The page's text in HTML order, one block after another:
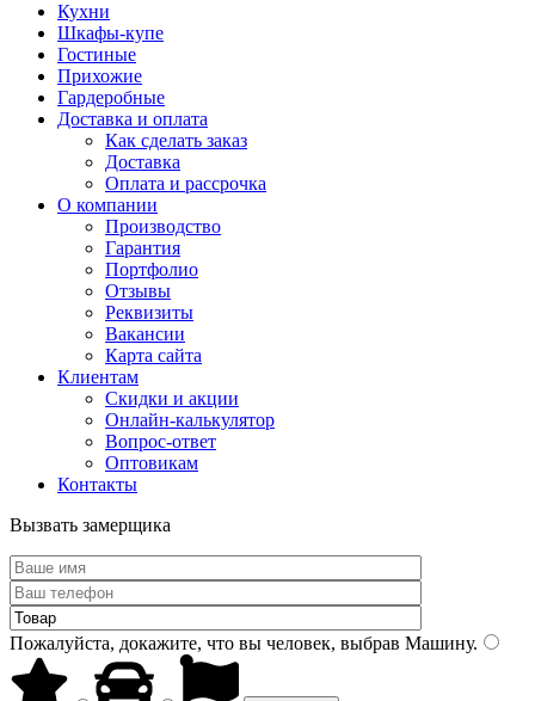
Кухни
Шкафы-купе
Гостиные
Прихожие
Гардеробные
Доставка и оплата
Как сделать заказ
Доставка
Оплата и рассрочка
О компании
Производство
Гарантия
Портфолио
Отзывы
Реквизиты
Вакансии
Карта сайта
Клиентам
Скидки и акции
Онлайн-калькулятор
Вопрос-ответ
Оптовикам
Контакты
Вызвать замерщика
Пожалуйста, докажите, что вы человек, выбрав Машину.